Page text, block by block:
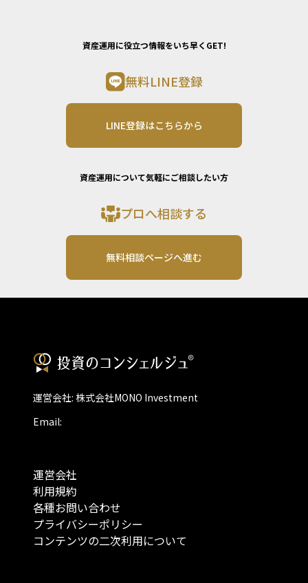
資産運用に役立つ情報をいち早くGET!
無料LINE登録
LINE登録はこちらから
資産運用について気軽にご相談したい方
プロへ相談する
無料相談ページへ進む
運営会社: 株式会社MONO Investment
Email:
運営会社
利用規約
各種お問い合わせ
プライバシーポリシー
コンテンツの二次利用について